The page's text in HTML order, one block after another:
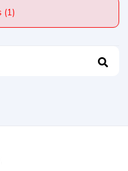
Filtros (1)